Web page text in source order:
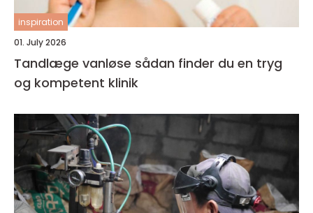
inspiration
01. July 2026
Tandlæge vanløse sådan finder du en tryg
og kompetent klinik